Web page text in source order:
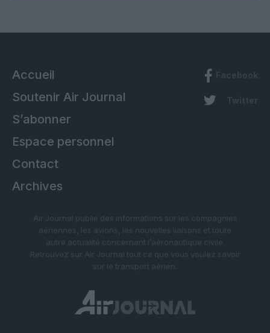
Accueil
Soutenir Air Journal
S’abonner
Espace personnel
Contact
Archives